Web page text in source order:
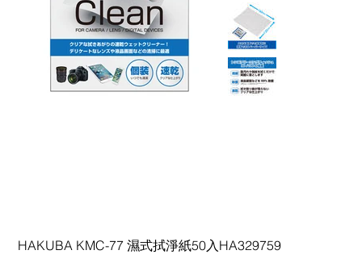
HAKUBA KMC-77 濕式拭淨紙50入HA329759